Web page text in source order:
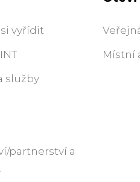
vyřídit
služby
partnerství a
Místní